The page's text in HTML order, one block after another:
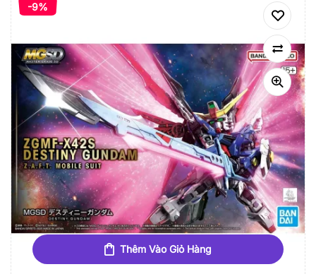
-9%
Thêm Vào Giỏ Hàng